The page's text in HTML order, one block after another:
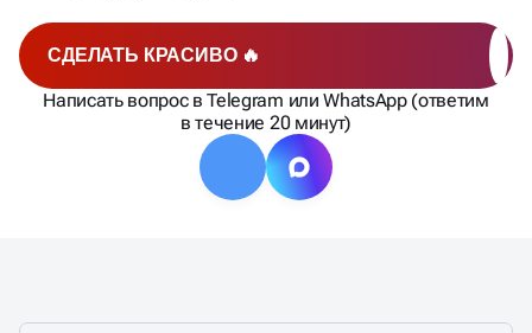
СДЕЛАТЬ КРАСИВО 🔥
Написать вопрос в Telegram или WhatsApp (ответим
в течение 20 минут)